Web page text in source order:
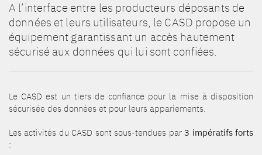
A l’interface entre les producteurs déposants de
données et leurs utilisateurs, le CASD propose un
équipement garantissant un accès hautement
sécurisé aux données qui lui sont confiées.
Le CASD est un tiers de confiance pour la mise à disposition
sécurisée des données et pour leurs appariements.
Les activités du CASD sont sous-tendues par3 impératifs forts
: